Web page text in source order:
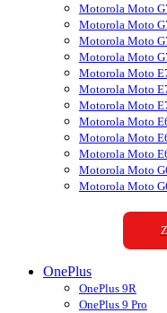
Motorola Moto
Motorola Moto
Motorola Moto
Motorola Moto
Motorola Moto
Motorola Moto
Motorola Moto
Motorola Moto
Motorola Moto
Motorola Moto
Motorola Moto
Motorola Moto
OnePlus
OnePlus 9R
OnePlus 9 Pro